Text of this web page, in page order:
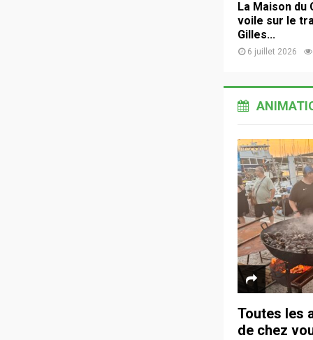
La Maison du
voile sur le
Gilles...
6 juillet 2026
Toutes les
de chez